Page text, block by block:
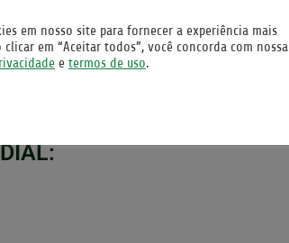
com frequência, a fim de
e valorização do
em nosso site para fornecer a experiência mais
clicar em “Aceitar todos”, você concorda com nossa
e termos de uso.